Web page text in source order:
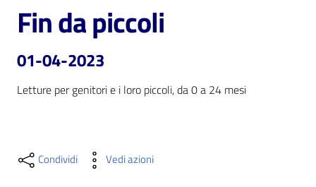
Cosa
puoi
fare
contenuti
Salta al contenuto
Fin da piccoli
01-04-2023
Letture per genitori e i loro piccoli, da 0 a 24 mesi
Condividi Vedi azioni